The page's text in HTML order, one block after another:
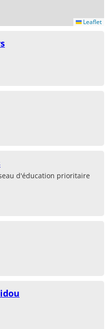
Leaflet
d'éducation prioritaire